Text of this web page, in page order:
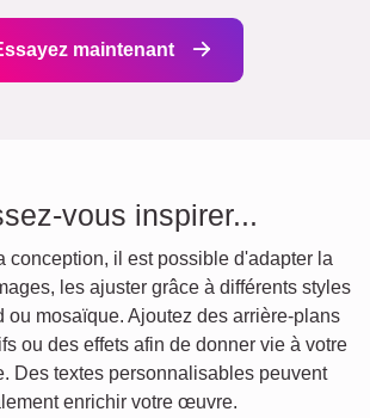
maintenant
vous inspirer...
conception, il est possible d'adapter la
les ajuster grâce à différents styles
ou mosaïque. Ajoutez des arrière-plans
ou des effets afin de donner vie à votre
Des textes personnalisables peuvent
enrichir votre œuvre.